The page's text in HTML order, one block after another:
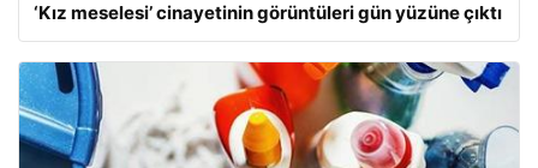
‘Kız meselesi’ cinayetinin görüntüleri gün yüzüne çıktı